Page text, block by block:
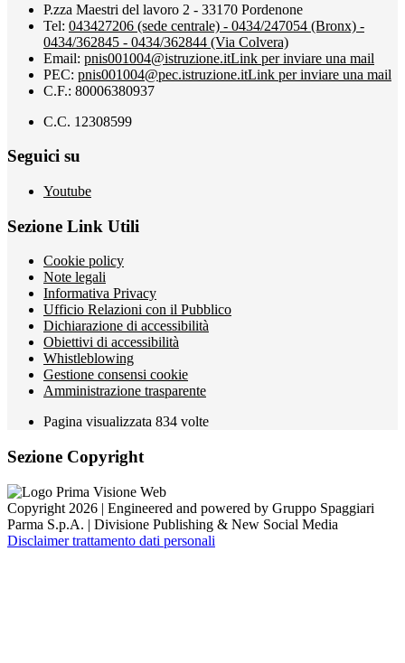
P.zza Maestri del lavoro 2 - 33170 Pordenone
Tel: 043427206 (sede centrale) - 0434/247054 (Bronx) -
0434/362845 - 0434/362844 (Via Colvera)
Email: pnis001004@istruzione.itLink per inviare una mail
PEC: pnis001004@pec.istruzione.itLink per inviare una mail
C.F.: 80006380937
C.C. 12308599
Seguici su
Youtube
Sezione Link Utili
Cookie policy
Note legali
Informativa Privacy
Ufficio Relazioni con il Pubblico
Dichiarazione di accessibilità
Obiettivi di accessibilità
Whistleblowing
Gestione consensi cookie
Amministrazione trasparente
Pagina visualizzata 834 volte
Sezione Copyright
Copyright 2026 | Engineered and powered by Gruppo Spaggiari
Parma S.p.A. | Divisione Publishing & New Social Media
Disclaimer trattamento dati personali